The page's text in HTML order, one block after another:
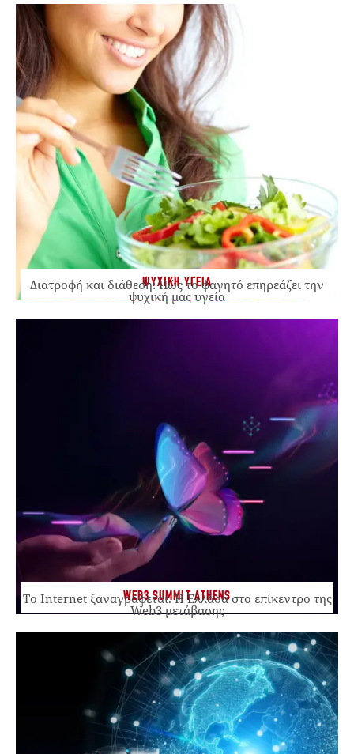
ΨΥΧΙΚΗ ΥΓΕΙΑ
Διατροφή και διάθεση: Πώς το φαγητό επηρεάζει την
ψυχική μας υγεία
WEB3 SUMMIT ATHENS
Το Internet ξαναγράφεται. Η Ελλάδα στο επίκεντρο της
Web3 μετάβασης